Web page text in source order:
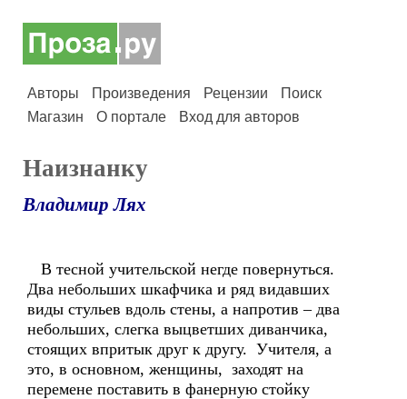
Авторы Произведения Рецензии
Поиск
Магазин
О портале Вход для авторов
Наизнанку
Владимир Лях
В тесной учительской негде повернуться.
Два небольших шкафчика и ряд видавших
виды стульев вдоль стены, а напротив – два
небольших, слегка выцветших диванчика,
стоящих впритык друг к другу. Учителя, а
это, в основном, женщины, заходят на
перемене поставить в фанерную стойку